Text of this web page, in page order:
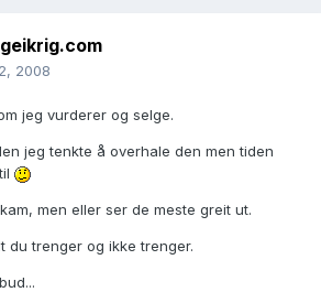
2008
jeg vurderer og selge.
jeg tenkte å overhale den men tiden
men eller ser de meste greit ut.
du trenger og ikke trenger.